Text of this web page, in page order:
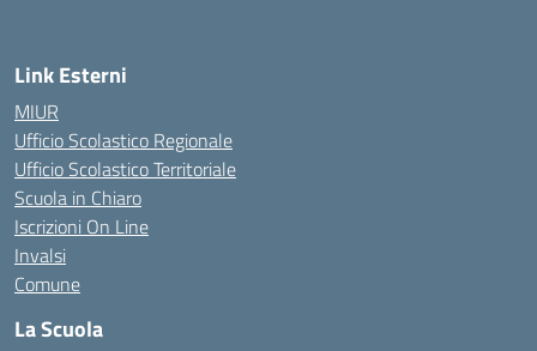
Link Esterni
MIUR
Ufficio Scolastico Regionale
Ufficio Scolastico Territoriale
Scuola in Chiaro
Iscrizioni On Line
Invalsi
Comune
La Scuola